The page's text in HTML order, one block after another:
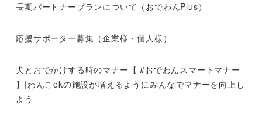
長期パートナープランについて（おでわんPlus）
応援サポーター募集（企業様・個人様）
犬とおでかけする時のマナー【 #おでわんスマートマナー
】|わんこokの施設が増えるようにみんなでマナーを向上し
よう